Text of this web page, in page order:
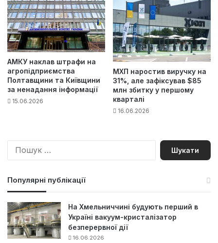
АМКУ наклав штрафи на
агропідприємства
Полтавщини та Київщини
за ненадання інформації
15.06.2026
МХП наростив виручку на
31%, але зафіксував $85
млн збитку у першому
кварталі
16.06.2026
П
Популярні публікації
На Хмельниччині будують перший в
Україні вакуум-кристалізатор
безперервної дії
16.06.2026